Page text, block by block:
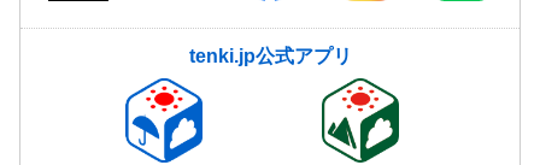
tenki.jp公式アプリ